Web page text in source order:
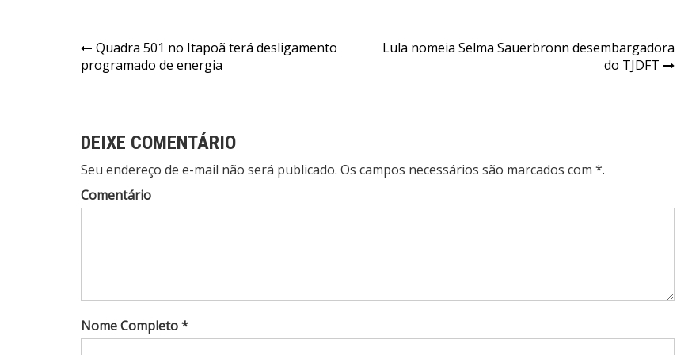
Navegação
de
Quadra 501 no Itapoã terá desligamento
programado de energia
Lula nomeia Selma Sauerbronn desembargadora
do TJDFT
DEIXE COMENTÁRIO
Seu endereço de e-mail não será publicado. Os campos necessários são marcados com *.
Comentário
Nome Completo *